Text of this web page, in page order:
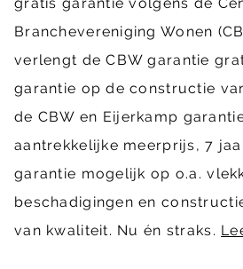
Branchevereniging Wonen
verlengt de CBW garantie
garantie op de constructie
de CBW en Eijerkamp
aantrekkelijke meerprijs, 7
garantie mogelijk op o.a.
beschadigingen en
van kwaliteit. Nu én straks.